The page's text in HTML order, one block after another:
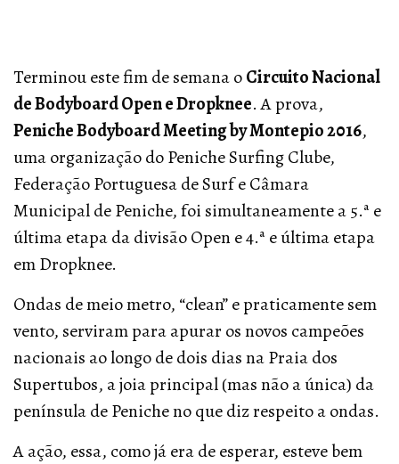
Terminou este fim de semana oCircuito Nacional
de Bodyboard Open e Dropknee. A prova,
Peniche Bodyboard Meeting by Montepio 2016,
uma organização do Peniche Surfing Clube,
Federação Portuguesa de Surf e Câmara
Municipal de Peniche, foi simultaneamente a 5.ª e
última etapa da divisão Open e 4.ª e última etapa
em Dropknee.
Ondas de meio metro, “clean” e praticamente sem
vento, serviram para apurar os novos campeões
nacionais ao longo de dois dias na Praia dos
Supertubos, a joia principal (mas não a única) da
península de Peniche no que diz respeito a ondas.
A ação, essa, como já era de esperar, esteve bem